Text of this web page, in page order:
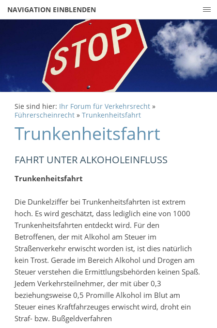
NAVIGATION EINBLENDEN
Sie sind hier: Ihr Forum für Verkehrsrecht »
Führerscheinrecht » Trunkenheitsfahrt
Trunkenheitsfahrt
FAHRT UNTER ALKOHOLEINFLUSS
Trunkenheitsfahrt
Die Dunkelziffer bei Trunkenheitsfahrten ist extrem
hoch. Es wird geschätzt, dass lediglich eine von 1000
Trunkenheitsfahrten entdeckt wird. Für den
Betroffenen, der mit Alkohol am Steuer im
Straßenverkehr erwischt worden ist, ist dies natürlich
kein Trost. Gerade im Bereich Alkohol und Drogen am
Steuer verstehen die Ermittlungsbehörden keinen Spaß.
Jedem Verkehrsteilnehmer, der mit über 0,3
beziehungsweise 0,5 Promille Alkohol im Blut am
Steuer eines Kraftfahrzeuges erwischt wird, droht ein
Straf- bzw. Bußgeldverfahren